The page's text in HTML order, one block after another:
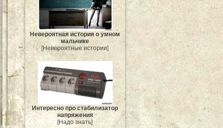
Невероятная история о умном
мальчике
[Невероятные истории]
Интересно про стабилизатор
напряжения
[Надо знать]